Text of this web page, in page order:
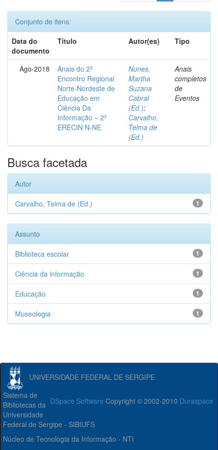
Conjunto de itens:
Data do
documento
Título Autor(es) Tipo
Ago-2018
Anais do 2º
Encontro Regional
Norte-Nordeste de
Educação em
Ciência Da
Informação – 2º
ERECIN N-NE
Nunes,
Martha
Suzana
Cabral
(Ed.);
Carvalho,
Telma de
(Ed.)
Anais
completos
de
Eventos
Busca facetada
Autor
1
Carvalho, Telma de (Ed.)
Assunto
1
Biblioteca escolar
1
Ciência da informação
1
Educação
1
Museologia
UNIVERSIDADE FEDERAL DE SERGIPE
DSpace Software Copyright © 2002-2010 Duraspace
Sistema de
Bibliotecas da
Universidade
Federal de Sergipe - SIBIUFS
Núcleo de Tecnologia da Informação - NTI